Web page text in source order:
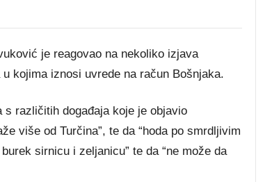
je reagovao na nekoliko izjava
kojima iznosi uvrede na račun Bošnjaka.
različitih događaja koje je objavio
više od Turčina”, te da “hoda po smrdljivim
sirnicu i zeljanicu” te da “ne može da